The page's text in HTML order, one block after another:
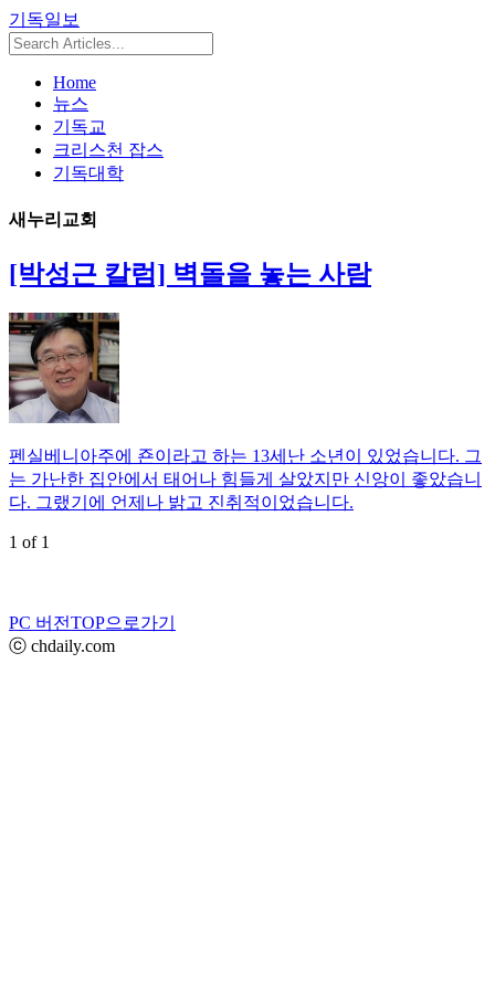
기독일보
Home
뉴스
기독교
크리스천 잡스
기독대학
새누리교회
[박성근 칼럼] 벽돌을 놓는 사람
펜실베니아주에 죤이라고 하는 13세난 소년이 있었습니다. 그
는 가난한 집안에서 태어나 힘들게 살았지만 신앙이 좋았습니
다. 그랬기에 언제나 밝고 진취적이었습니다.
1 of 1
PC 버전TOP으로가기
ⓒ chdaily.com